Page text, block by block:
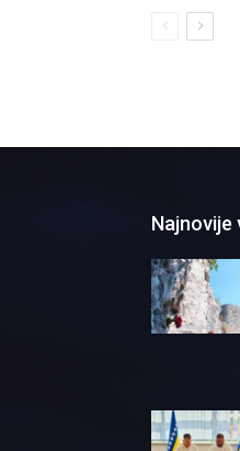
Najnovije